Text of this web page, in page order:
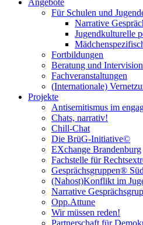
Angebote
Für Schulen und
Narrative
Jugendkulturelle
Fortbildungen
Beratung und Intervision
Fachveranstaltungen
(Internationale)
Projekte
Antisemitismus im
Chats, narrativ!
Chill-Chat
Die BrüG-Initiative©
EXchange Brandenburg
Fachstelle für
Gesprächsgruppen®
(Nahost)Konflikt im
Narrative
Opp.Attune
Wir müssen reden!
Partnerschaft für